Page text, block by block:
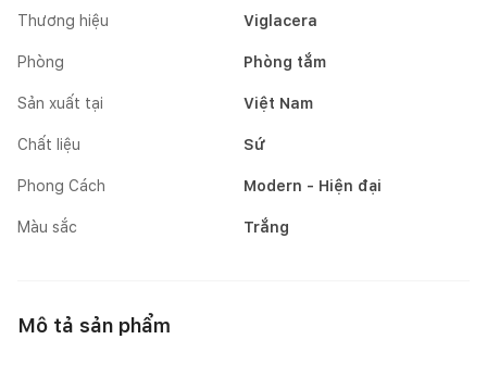
Thương hiệu Viglacera
Phòng Phòng tắm
Sản xuất tại Việt Nam
Chất liệu Sứ
Phong Cách Modern - Hiện đại
Màu sắc Trắng
Mô tả sản phẩm